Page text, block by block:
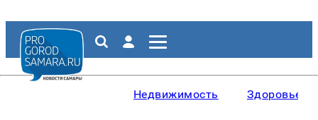
Недвижимость Здоровье